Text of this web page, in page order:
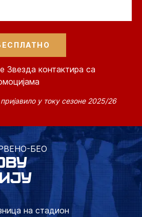
контактира са
у току сезоне 2025/26
БЕО
на стадион